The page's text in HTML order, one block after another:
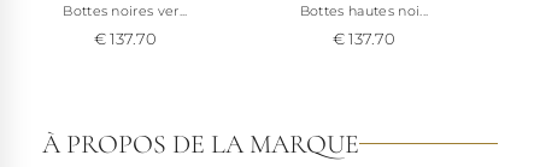
Bottes noires ver...
€ 137.70
Bottes hautes noi...
€ 137.70
À PROPOS DE LA MARQUE